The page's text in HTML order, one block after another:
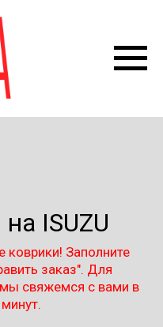
ISUZU
коврики! Заполните
заказ". Для
мы свяжемся с вами в